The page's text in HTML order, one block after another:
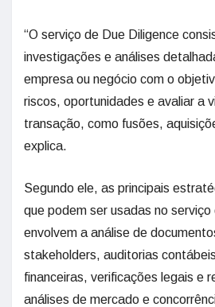
“O serviço de Due Diligence
investigações e análises
empresa ou negócio com o
riscos, oportunidades e avaliar a
transação, como fusões,
explica.
Segundo ele, as principais
que podem ser usadas no
envolvem a análise de
stakeholders, auditorias
financeiras, verificações legais e
análises de mercado e